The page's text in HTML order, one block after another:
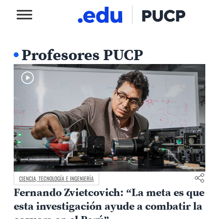
Profesores PUCP
CIENCIA, TECNOLOGÍA E INGENIERÍA
Fernando Zvietcovich: “La meta es que
esta investigación ayude a combatir la